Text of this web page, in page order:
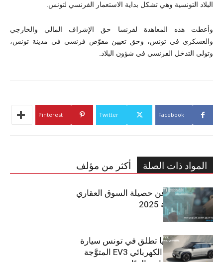
البلاد التونسية وهي تشكل بداية الاستعمار الفرنسي لتونس.
وأعطت هذه المعاهدة لفرنسا حق الإشراف المالي والخارجي
والعسكري في تونس، وحق تعيين مفوّض فرنسي في مدينة تونس،
وتولى التدخل الفرنسي في شؤون البلاد.
Facebook
Twitter
Pinterest
المواد ذات الصلة أكثر من مؤلف
مبوب تكشف عن حصيلة السوق العقاري
في تونس لسنة 2025
سيتي كارز – كيا تطلق في تونس سيارة
الـدفع الرباعي الكهربائي EV3 المتوَّجة